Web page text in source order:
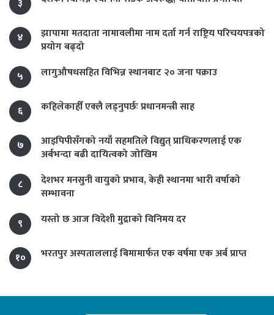
३
४
झापामा मतदाता नामावलीमा नाम दर्ता गर्न राष्ट्रिय परिचयपत्रको
प्रयोग बढ्दो
५
लागुऔषधसहित विभिन्न स्थानबाट २० जना पक्राउ
६ कहिलेकाहीँ एक्लै लड्नुपर्छः प्रधानमन्त्री साह
७
आइपिपीसँगको नयाँ सहमतिले विद्युत् प्राधिकरणलाई एक
अर्बभन्दा बढी दायित्वको जोखिम
८
देशभर मनसुनी वायुको प्रभाव, केही स्थानमा भारी वर्षाको
सम्भावना
९
यस्तो छ आज विदेशी मुद्राको विनिमय दर
१० भरतपुर अस्पताललाई बिमामार्फत एक वर्षमा एक अर्ब प्राप्त